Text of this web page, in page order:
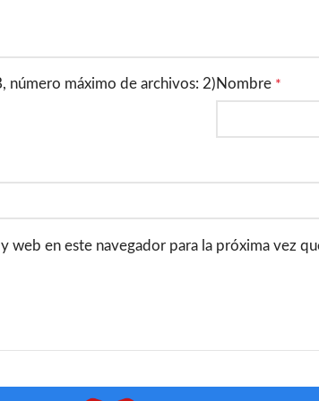
número máximo de archivos: 2) Nombre *
web en este navegador para la próxima vez